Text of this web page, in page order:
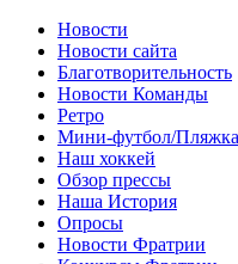
Новости
Новости сайта
Благотворительность
Новости Команды
Ретро
Мини-футбол/Пляжка
Наш хоккей
Обзор прессы
Наша История
Опросы
Новости Фратрии